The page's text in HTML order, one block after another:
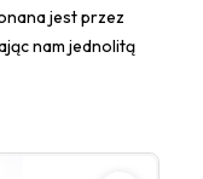
jest przez
nam jednolitą